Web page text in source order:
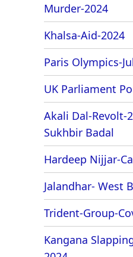
Murder-2024
Khalsa-Aid-2024
Paris Olympics-
UK Parliament
Akali Dal-Revolt-
Sukhbir Badal
Hardeep Nijjar-
Jalandhar- West
Trident-Group-
Kangana